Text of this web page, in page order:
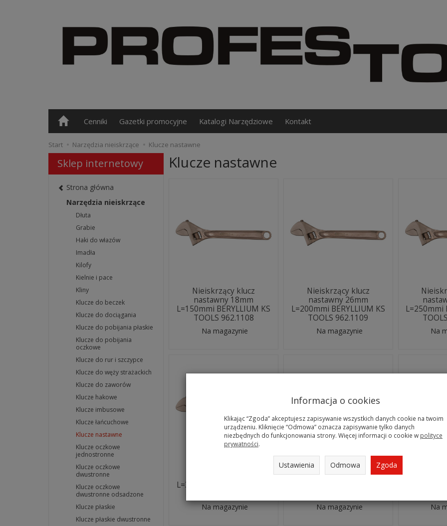
Cenniki Gazetki promocyjne Katalogi Narzędziowe Kontakt
Start Narzędzia nieiskrzące Klucze nastawne
Klucze nastawne
Nieiskrzący klucz
nastawny 18mm
L=150mmi BERYLLIUM KS
TOOLS 962.1108
Na magazynie
Nieiskrzący klucz
nastawny 26mm
L=200mmi BERYLLIUM KS
TOOLS 962.1109
Na magazynie
L=250mmi
Na
L=380mmi BERYLLIUM KS
Na magazynie
Nieiskrzący klucz
nastawny 53mm
Na magazynie Na
Sklep internetowy
Strona główna
Narzędzia nieiskrzące
Dłuta
Grabie
Haki do włazów
Imadła
Kilofy
Kielnie i pace
Kliny
Klucze do beczek
Klucze do dociągania
Klucze do pobijania płaskie
Klucze do pobijania
oczkowe
Klucze do rur i szczypce
Klucze do węży strażackich
Klucze do zaworów
Klucze hakowe
Klucze imbusowe
Klucze łańcuchowe
Klucze nastawne
Klucze oczkowe
jednostronne
Klucze oczkowe
dwustronne
Klucze oczkowe
dwustronne odsadzone
Klucze płaskie
Klucze płaskie dwustronne
Informacja o cookies
Klikając “Zgoda” akceptujesz zapisywanie wszystkich danych cookie na twoim
urządzeniu. Kliknięcie “Odmowa” oznacza zapisywanie tylko danych
niezbędnych do funkcjonowania strony. Więcej informacji o cookie w polityce
prywatności.
Ustawienia Odmowa Zgoda